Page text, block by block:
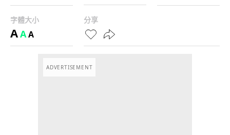
字體大小
AAA
分享
ADVERTISEMENT